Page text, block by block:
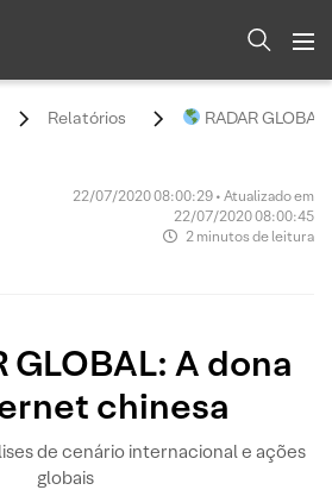
Relatórios RADAR
22/07/2020 08:00:29 • Atualizado em
22/07/2020 08:00:45
2 minutos de leitura
GLOBAL: A dona
chinesa
de cenário internacional e ações
globais